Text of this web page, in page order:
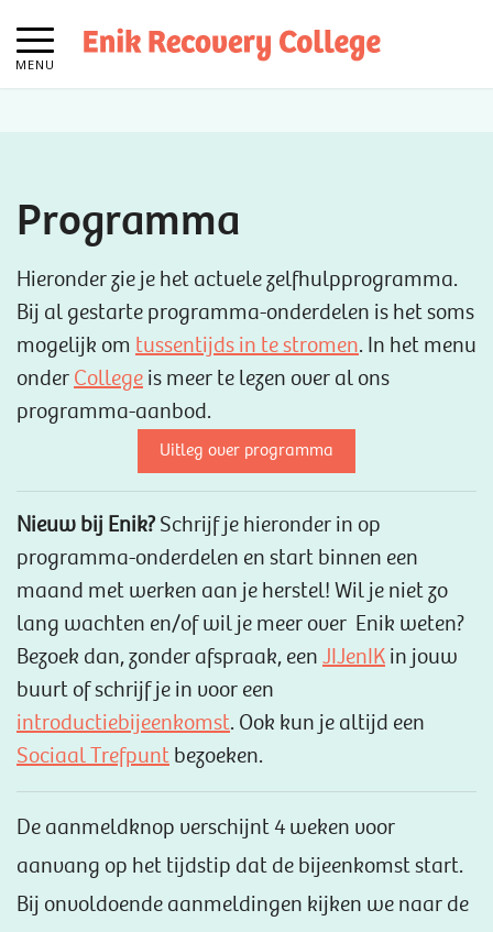
MENU
Programma
Hieronder zie je het actuele zelfhulpprogramma.
Bij al gestarte programma-onderdelen is het soms
mogelijk om tussentijds in te stromen. In het menu
onder College is meer te lezen over al ons
programma-aanbod.
Uitleg over programma
Nieuw bij Enik?Schrijf je hieronder in op
programma-onderdelen en start binnen een
maand met werken aan je herstel! Wil je niet zo
lang wachten en/of wil je meer over Enik weten?
Bezoek dan, zonder afspraak, een JIJenIK in jouw
buurt of schrijf je in voor een
introductiebijeenkomst.‎ Ook kun je altijd een
Sociaal Trefpunt bezoeken.
De aanmeldknop verschijnt 4 weken voor
aanvang op het tijdstip dat de bijeenkomst start.
Bij onvoldoende aanmeldingen kijken we naar de